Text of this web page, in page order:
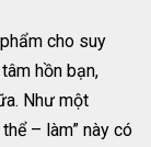
cho suy
hồn bạn,
Như một
– làm” này có